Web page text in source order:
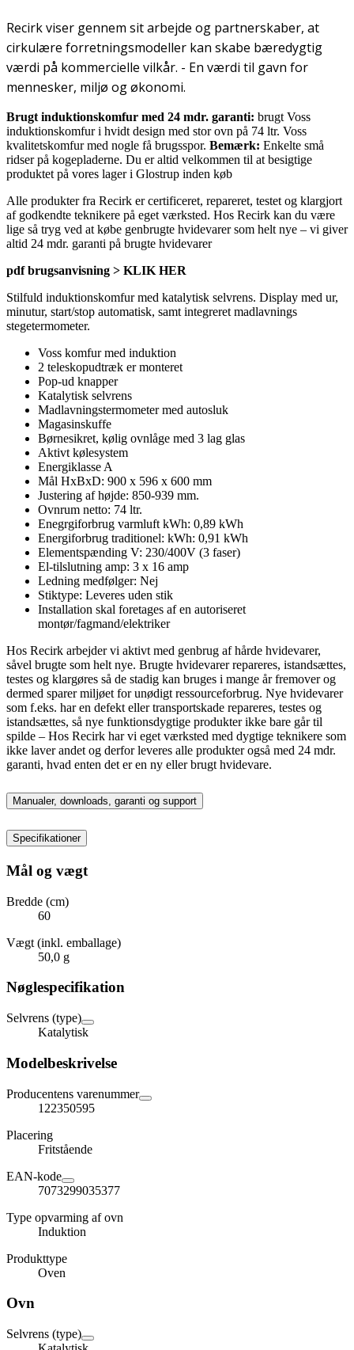
Recirk viser gennem sit arbejde og partnerskaber, at
cirkulære forretningsmodeller kan skabe bæredygtig
værdi på kommercielle vilkår. - En værdi til gavn for
mennesker, miljø og økonomi.
Brugt induktionskomfur med 24 mdr. garanti: brugt Voss
induktionskomfur i hvidt design med stor ovn på 74 ltr. Voss
kvalitetskomfur med nogle få brugsspor. Bemærk: Enkelte små
ridser på kogepladerne. Du er altid velkommen til at besigtige
produktet på vores lager i Glostrup inden køb
Alle produkter fra Recirk er certificeret, repareret, testet og klargjort
af godkendte teknikere på eget værksted. Hos Recirk kan du være
lige så tryg ved at købe genbrugte hvidevarer som helt nye – vi giver
altid 24 mdr. garanti på brugte hvidevarer
pdf brugsanvisning > KLIK HER
Stilfuld induktionskomfur med katalytisk selvrens. Display med ur,
minutur, start/stop automatisk, samt integreret madlavnings
stegetermometer.
Voss komfur med induktion
2 teleskopudtræk er monteret
Pop-ud knapper
Katalytisk selvrens
Madlavningstermometer med autosluk
Magasinskuffe
Børnesikret, kølig ovnlåge med 3 lag glas
Aktivt kølesystem
Energiklasse A
Mål HxBxD: 900 x 596 x 600 mm
Justering af højde: 850-939 mm.
Ovnrum netto: 74 ltr.
Enegrgiforbrug varmluft kWh: 0,89 kWh
Energiforbrug traditionel: kWh: 0,91 kWh
Elementspænding V: 230/400V (3 faser)
El-tilslutning amp: 3 x 16 amp
Ledning medfølger: Nej
Stiktype: Leveres uden stik
Installation skal foretages af en autoriseret
montør/fagmand/elektriker
Hos Recirk arbejder vi aktivt med genbrug af hårde hvidevarer,
såvel brugte som helt nye. Brugte hvidevarer repareres, istandsættes,
testes og klargøres så de stadig kan bruges i mange år fremover og
dermed sparer miljøet for unødigt ressourceforbrug. Nye hvidevarer
som f.eks. har en defekt eller transportskade repareres, testes og
istandsættes, så nye funktionsdygtige produkter ikke bare går til
spilde – Hos Recirk har vi eget værksted med dygtige teknikere som
ikke laver andet og derfor leveres alle produkter også med 24 mdr.
garanti, hvad enten det er en ny eller brugt hvidevare.
Manualer, downloads, garanti og support
Specifikationer
Mål og vægt
Bredde (cm)
60
Vægt (inkl. emballage)
50,0 g
Nøglespecifikation
Selvrens (type)
Katalytisk
Modelbeskrivelse
Producentens varenummer
122350595
Placering
Fritstående
EAN-kode
7073299035377
Type opvarming af ovn
Induktion
Produkttype
Oven
Ovn
Selvrens (type)